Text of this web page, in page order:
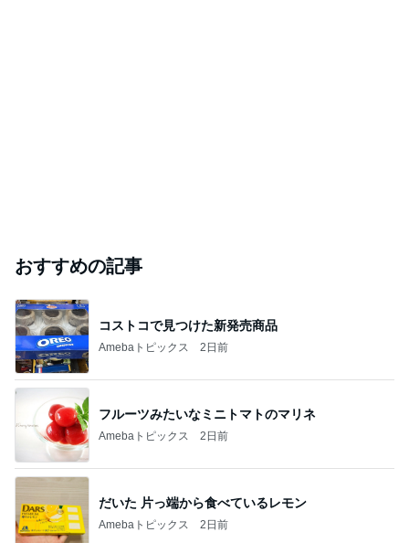
おすすめの記事
コストコで見つけた新発売商品
Amebaトピックス 2日前
フルーツみたいなミニトマトのマリネ
Amebaトピックス 2日前
だいた 片っ端から食べているレモン
Amebaトピックス 2日前